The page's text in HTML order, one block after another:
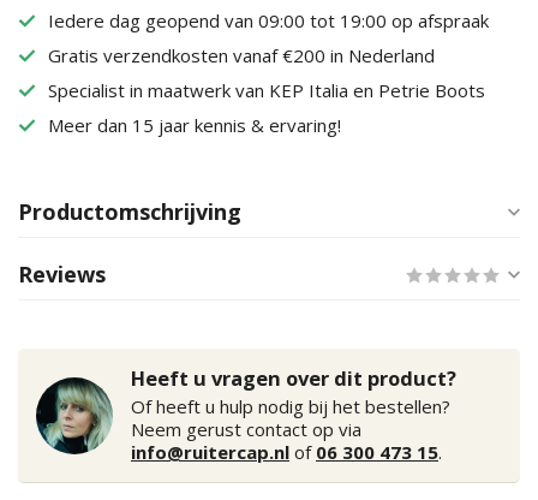
Iedere dag geopend van 09:00 tot 19:00 op afspraak
Gratis verzendkosten vanaf €200 in Nederland
Specialist in maatwerk van KEP Italia en Petrie Boots
Meer dan 15 jaar kennis & ervaring!
Productomschrijving
Reviews
Heeft u vragen over dit product?
Of heeft u hulp nodig bij het bestellen?
Neem gerust contact op via
info@ruitercap.nl of 06 300 473 15.